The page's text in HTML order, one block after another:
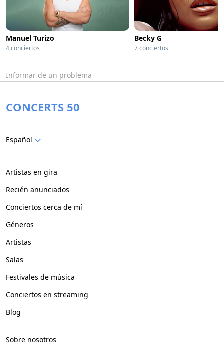
Manuel Turizo
4 conciertos
Becky G
7 conciertos
Informar de un problema
CONCERTS 50
Español
Artistas en gira
Recién anunciados
Conciertos cerca de mí
Géneros
Artistas
Salas
Festivales de música
Conciertos en streaming
Blog
Sobre nosotros